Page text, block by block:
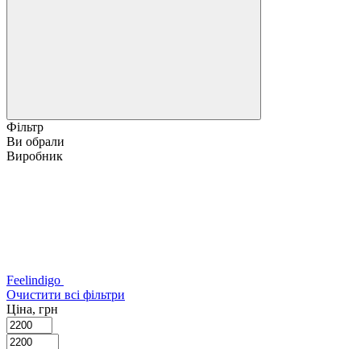
Фільтр
Ви обрали
Виробник
Feelindigo
Очистити всі фільтри
Ціна, грн